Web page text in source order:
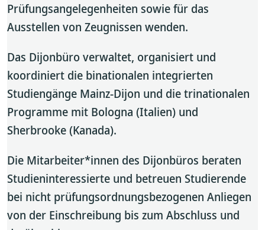
Prüfungsangelegenheiten sowie für das
Ausstellen von Zeugnissen wenden.
Das Dijonbüro verwaltet, organisiert und
koordiniert die binationalen integrierten
Studiengänge Mainz-Dijon und die trinationalen
Programme mit Bologna (Italien) und
Sherbrooke (Kanada).
Die Mitarbeiter*innen des Dijonbüros beraten
Studieninteressierte und betreuen Studierende
bei nicht prüfungsordnungsbezogenen Anliegen
von der Einschreibung bis zum Abschluss und